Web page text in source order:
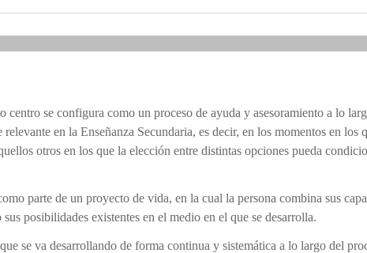
se configura como un proceso de ayuda y asesoramiento a lo
en la Enseñanza Secundaria, es decir, en los momentos en los
otros en los que la elección entre distintas opciones pueda
parte de un proyecto de vida, en la cual la persona combina sus
posibilidades existentes en el medio en el que se desarrolla.
se va desarrollando de forma continua y sistemática a lo largo del